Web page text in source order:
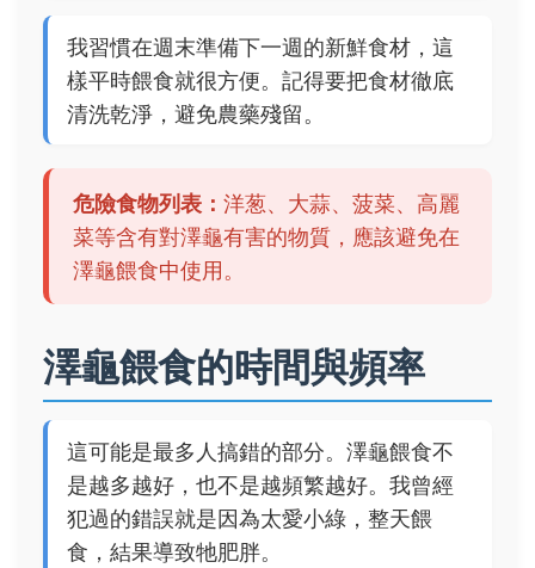
我習慣在週末準備下一週的新鮮食材，這
樣平時餵食就很方便。記得要把食材徹底
清洗乾淨，避免農藥殘留。
危險食物列表： 洋葱、大蒜、菠菜、高麗
菜等含有對澤龜有害的物質，應該避免在
澤龜餵食中使用。
澤龜餵食的時間與頻率
這可能是最多人搞錯的部分。澤龜餵食不
是越多越好，也不是越頻繁越好。我曾經
犯過的錯誤就是因為太愛小綠，整天餵
食，結果導致牠肥胖。